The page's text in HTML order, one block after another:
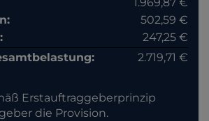
502,59 €
247,25 €
2.719,71 €
Erstauftraggeberprinzip
die Provision.